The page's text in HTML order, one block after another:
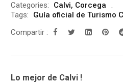
Categories: Calvi, Corcega
Tags:
Guía oficial de Turismo
Compartir :
Lo mejor de Calvi !